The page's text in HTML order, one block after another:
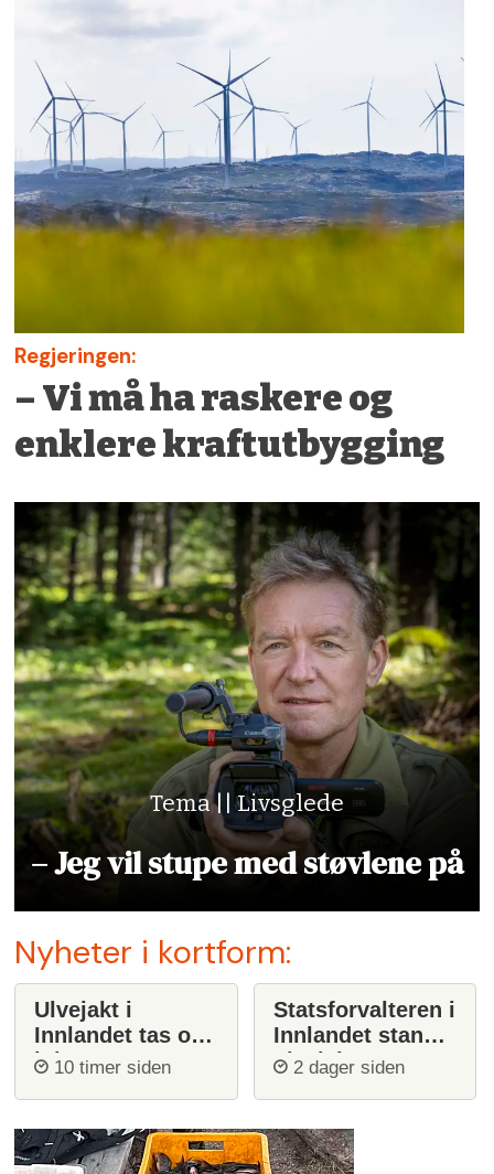
Regjeringen:
– Vi må ha raskere og
enklere kraftutbygging
Tema || Livsglede
– Jeg vil stupe med støvlene på
Nyheter i kortform:
Ulvejakt i
Innlandet tas opp
igjen
10 timer siden
Statsforvalteren i
Innlandet stanser
ulvejakt
2 dager siden